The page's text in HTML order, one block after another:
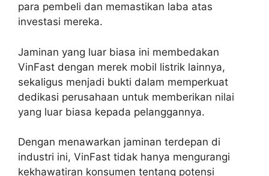
para pembeli dan memastikan laba atas
investasi mereka.
Jaminan yang luar biasa ini membedakan
VinFast dengan merek mobil listrik lainnya,
sekaligus menjadi bukti dalam memperkuat
dedikasi perusahaan untuk memberikan nilai
yang luar biasa kepada pelanggannya.
Dengan menawarkan jaminan terdepan di
industri ini, VinFast tidak hanya mengurangi
kekhawatiran konsumen tentang potensi